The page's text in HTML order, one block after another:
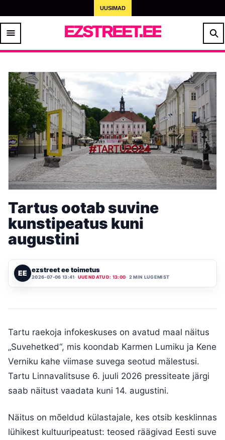
UUSIMAD
EZSTREET.EE
Tartus ootab suvine
kunstipeatus kuni
augustini
EE ezstreet ee toimetus
2026-07-06 13:41 UUENDATUD: 13:00 2 MIN LUGEMIST
Tartu raekoja infokeskuses on avatud maal näitus
„Suvehetked“, mis koondab Karmen Lumiku ja Kene
Verniku kahe viimase suvega seotud mälestusi.
Tartu Linnavalitsuse 6. juuli 2026 pressiteate järgi
saab näitust vaadata kuni 14. augustini.
Näitus on mõeldud külastajale, kes otsib kesklinnas
lühikest kultuuripeatust: teosed räägivad Eesti suve